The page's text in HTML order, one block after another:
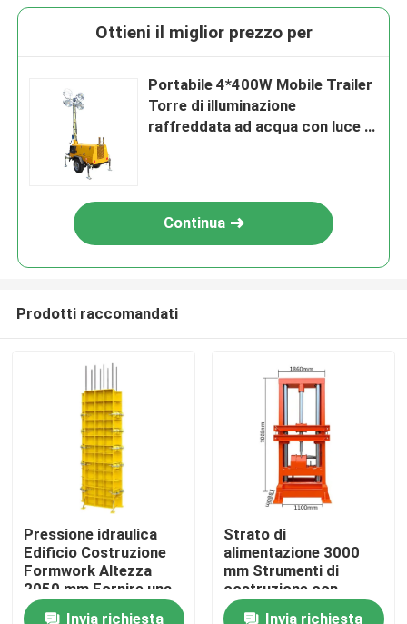
Prodotti
Su di noi
Ottieni il miglior prezzo per
Portabile 4*400W Mobile Trailer
Torre di illuminazione
raffreddata ad acqua con luce a
Continua
Prodotti raccomandati
Pressione idraulica
Edificio Costruzione
Formwork Altezza
2050 mm Fornire una
struttura robusta e
Invia richiesta
Strato di
alimentazione 3000
mm Strumenti di
costruzione con
dimensioni di
Invia richiesta